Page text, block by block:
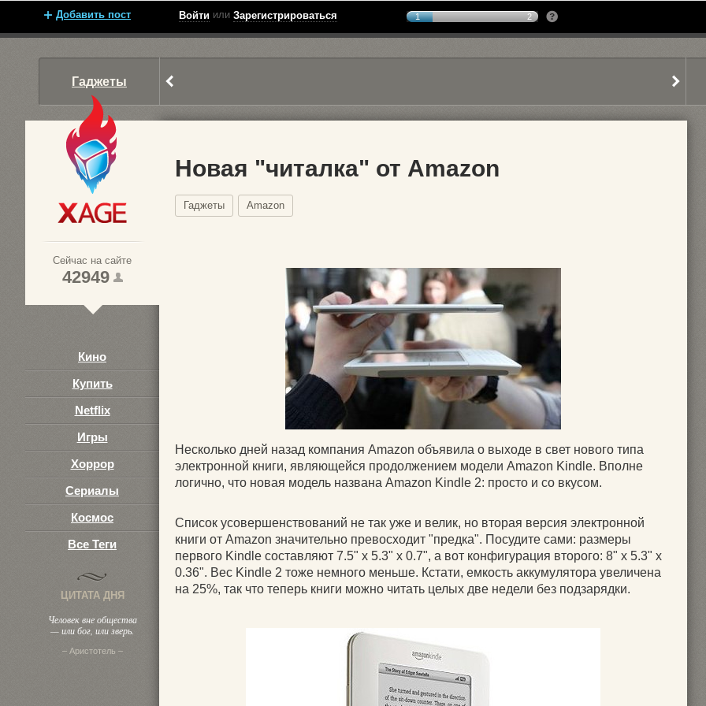
Добавить пост Войти или Зарегистрироваться 1 2
Гаджеты
Сейчас на сайте
42949
Кино
Купить
Netflix
Игры
Хоррор
Сериалы
Космос
Все Теги
ЦИТАТА ДНЯ
Человек вне общества
— или бог, или зверь.
– Аристотель –
Новая "читалка" от Amazon
Гаджеты Amazon
Несколько дней назад компания Amazon объявила о выходе в свет нового типа
электронной книги, являющейся продолжением модели Amazon Kindle. Вполне
логично, что новая модель названа Amazon Kindle 2: просто и со вкусом.
Список усовершенствований не так уже и велик, но вторая версия электронной
книги от Amazon значительно превосходит "предка". Посудите сами: размеры
первого Kindle составляют 7.5" x 5.3" x 0.7", а вот конфигурация второго: 8" x 5.3" x
0.36". Вес Kindle 2 тоже немного меньше. Кстати, емкость аккумулятора увеличена
на 25%, так что теперь книги можно читать целых две недели без подзарядки.